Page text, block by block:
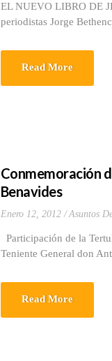
EL NUEVO LIBRO DE
periodistas Jorge
Read More
Conmemoración
Benavides
Enero 12, 2012 Asuntos
Participación de la
Teniente General don
Read More